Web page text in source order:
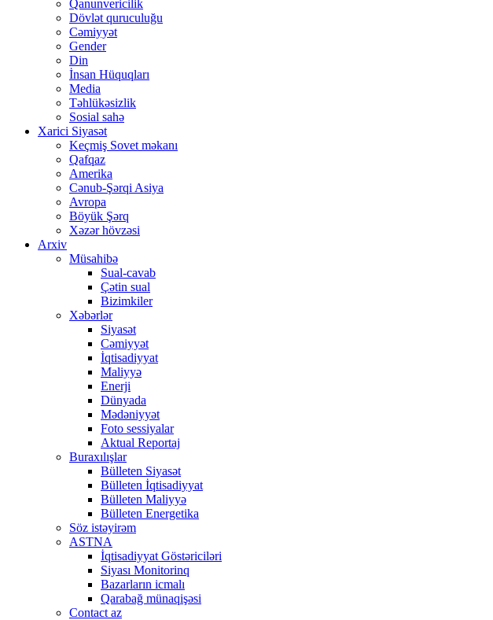
Qanunvericilik
Dövlət quruculuğu
Cəmiyyət
Gender
Din
İnsan Hüquqları
Media
Təhlükəsizlik
Sosial sahə
Xarici Siyasət
Keçmiş Sovet məkanı
Qafqaz
Amerika
Cənub-Şərqi Asiya
Avropa
Böyük Şərq
Xəzər hövzəsi
Arxiv
Müsahibə
Sual-cavab
Çətin sual
Bizimkiler
Xəbərlər
Siyasət
Cəmiyyət
İqtisadiyyat
Maliyyə
Enerji
Dünyada
Mədəniyyət
Foto sessiyalar
Aktual Reportaj
Buraxılışlar
Bülleten Siyasət
Bülleten İqtisadiyyat
Bülleten Maliyyə
Bülleten Energetika
Söz istəyirəm
ASTNA
İqtisadiyyat Göstəriciləri
Siyası Monitorinq
Bazarların icmalı
Qarabağ münaqişəsi
Contact az